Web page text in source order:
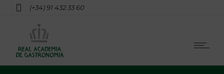
(+34) 91 432 33 60